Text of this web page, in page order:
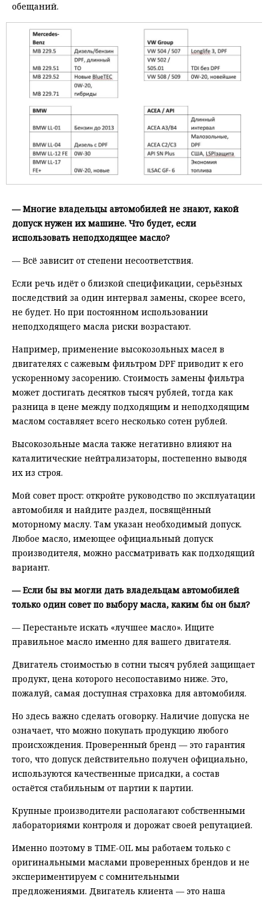
обещаний.
— Многие владельцы автомобилей не знают, какой
допуск нужен их машине. Что будет, если
использовать неподходящее масло?
— Всё зависит от степени несоответствия.
Если речь идёт о близкой спецификации, серьёзных
последствий за один интервал замены, скорее всего,
не будет. Но при постоянном использовании
неподходящего масла риски возрастают.
Например, применение высокозольных масел в
двигателях с сажевым фильтром DPF приводит к его
ускоренному засорению. Стоимость замены фильтра
может достигать десятков тысяч рублей, тогда как
разница в цене между подходящим и неподходящим
маслом составляет всего несколько сотен рублей.
Высокозольные масла также негативно влияют на
каталитические нейтрализаторы, постепенно выводя
их из строя.
Мой совет прост: откройте руководство по эксплуатации
автомобиля и найдите раздел, посвящённый
моторному маслу. Там указан необходимый допуск.
Любое масло, имеющее официальный допуск
производителя, можно рассматривать как подходящий
вариант.
— Если бы вы могли дать владельцам автомобилей
только один совет по выбору масла, каким бы он был?
— Перестаньте искать «лучшее масло». Ищите
правильное масло именно для вашего двигателя.
Двигатель стоимостью в сотни тысяч рублей защищает
продукт, цена которого несопоставимо ниже. Это,
пожалуй, самая доступная страховка для автомобиля.
Но здесь важно сделать оговорку. Наличие допуска не
означает, что можно покупать продукцию любого
происхождения. Проверенный бренд — это гарантия
того, что допуск действительно получен официально,
используются качественные присадки, а состав
остаётся стабильным от партии к партии.
Крупные производители располагают собственными
лабораториями контроля и дорожат своей репутацией.
Именно поэтому в TIME-OIL мы работаем только с
оригинальными маслами проверенных брендов и не
экспериментируем с сомнительными
предложениями. Двигатель клиента — это наша